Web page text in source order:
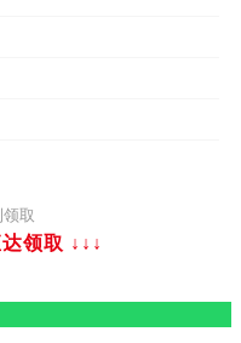
取
领取 ↓↓↓